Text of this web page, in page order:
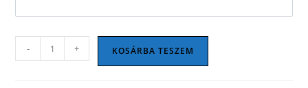
bögre
- + KOSÁRBA TESZEM